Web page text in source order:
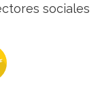
sociales